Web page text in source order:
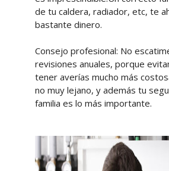
de tu caldera, radiador, etc, te
bastante dinero.
Consejo profesional: No
revisiones anuales, porque
tener averías mucho más
no muy lejano, y además tu
familia es lo más importante.